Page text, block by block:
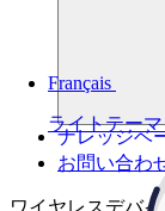
ライトテーマ
Français
ナレッジベ
お問い合わ
ワイヤレスデバ